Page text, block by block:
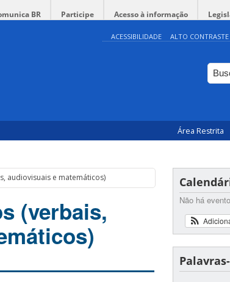
BR Participe Acesso à informação
ACESSIBILIDADE ALTO CONTRASTE
Área Restrita
audiovisuais e matemáticos)
(verbais,
Não há